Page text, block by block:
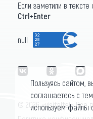
Если заметили в
Ctrl+Enter
null
© 2026 «visitaltai» Все
Пользуясь сайтом,
соглашаетесь с
используем файлы